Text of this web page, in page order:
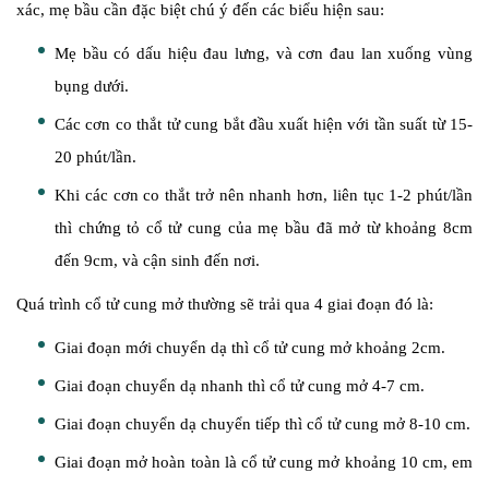
xác, mẹ bầu cần đặc biệt chú ý đến các biểu hiện sau:
Mẹ bầu có dấu hiệu đau lưng, và cơn đau lan xuống vùng
bụng dưới.
Các cơn co thắt tử cung bắt đầu xuất hiện với tần suất từ 15-
20 phút/lần.
Khi các cơn co thắt trở nên nhanh hơn, liên tục 1-2 phút/lần
thì chứng tỏ cổ tử cung của mẹ bầu đã mở từ khoảng 8cm
đến 9cm, và cận sinh đến nơi.
Quá trình cổ tử cung mở thường sẽ trải qua 4 giai đoạn đó là:
Giai đoạn mới chuyển dạ thì cổ tử cung mở khoảng 2cm.
Giai đoạn chuyển dạ nhanh thì cổ tử cung mở 4-7 cm.
Giai đoạn chuyển dạ chuyển tiếp thì cổ tử cung mở 8-10 cm.
Giai đoạn mở hoàn toàn là cổ tử cung mở khoảng 10 cm, em